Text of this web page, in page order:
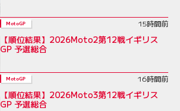
MotoGP 15時間前
【順位結果】2026Moto2第12戦イギリス
GP 予選総合
MotoGP 16時間前
【順位結果】2026Moto3第12戦イギリス
GP 予選総合